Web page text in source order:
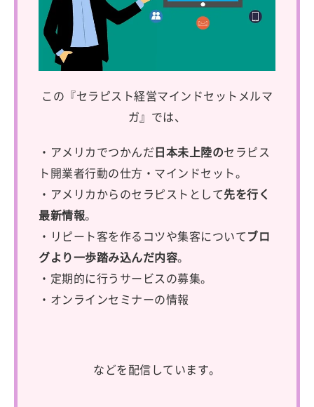
この『セラピスト経営マインドセットメルマ
ガ』では、
・アメリカでつかんだ日本未上陸のセラピス
ト開業者行動の仕方・マインドセット。
・アメリカからのセラピストとして先を行く
最新情報。
・リピート客を作るコツや集客についてブロ
グより一歩踏み込んだ内容。
・定期的に行うサービスの募集。
・オンラインセミナーの情報
などを配信しています。